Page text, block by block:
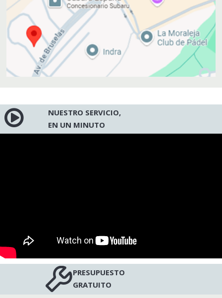
NUESTRO SERVICIO,
EN UN MINUTO
PRESUPUESTO
GRATUITO